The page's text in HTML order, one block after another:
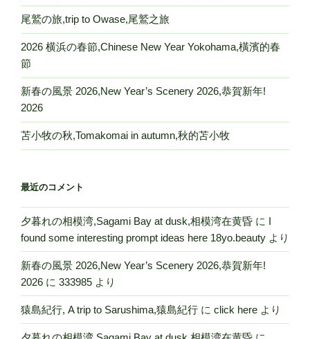
尾鷲の旅,trip to Owase,尾鷲之旅
2026 横浜の春節,Chinese New Year Yokohama,橫濱的春
節
新春の風景 2026,New Year’s Scenery 2026,恭賀新年!
2026
苫小牧の秋,Tomakomai in autumn,秋的苫小牧
最近のコメント
夕暮れの相模湾,Sagami Bay at dusk,相模湾在黄昏 に I
found some interesting prompt ideas here 18yo.beauty より
新春の風景 2026,New Year’s Scenery 2026,恭賀新年!
2026 に 333985 より
猿島紀行, A trip to Sarushima,猿島紀行 に click here より